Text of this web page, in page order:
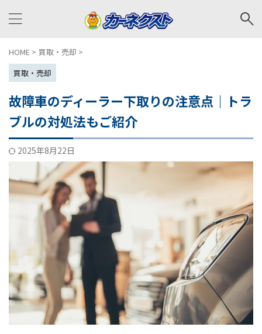
HOME > 買取・売却 >
買取・売却
故障車のディーラー下取りの注意点｜トラ
ブルの対処法もご紹介
2025年8月22日